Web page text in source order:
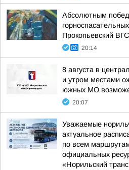
Абсолютным
Прокопьевский
20:14
8 августа в
и утром местами
южных МО
20:07
Уважаемые
актуальное
по всем
официальных
«Норильский